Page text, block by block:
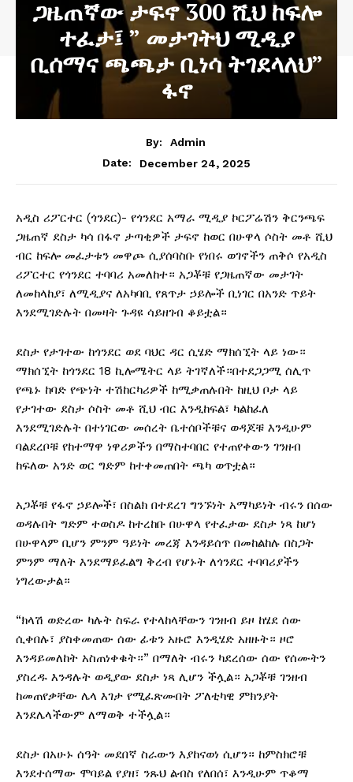
ጋዜጠኛው ታፍኖ 300 ሺህ ከፍሎ
ተፈታ፤ ” መታገትህ ሚዲያ
ቢሰማና ጫጫታ ቢነሳ ትገደላለህ”
ፋኖ
By:
Admin
Date:
December 24, 2025
አዲስ ሪፖርተር (ጎንደር)- የጎንደር አማራ ሚዲያ ኮርፖሬሽን ቅርንጫፍ
ጋዜጠኛ ደስታ ካሳ በፋኖ ታጣቂዎች ታፍኖ ከወር በሁዋላ ሶስት መቶ ሺህ
ብር ከፍሎ መፈታቱን መዋጮ ሲያሰባስቡ የነበሩ ወገኖችን ጠቅሶ የአዲስ
ሪፖርተር የጎንደር ተባባሪ አመለከተ። አጋቾቹ የጋዜጠኛው መታገት
ለመከላከያ፣ ለሚዲያና ለአካባቢ የጸጥታ ኃይሎች ቢነገር በአንድ ጥይት
እንደሚገድሉት በመዛት ጉዳዩ ሳይዘገብ ቆይቷል።
ደስታ የታገተው ከጎንደር ወደ ባህር ዳር ሲሄድ ማክሰኚት ላይ ነው።
ማክሰኚት ከጎንደር 18 ኪሎሜትር ላይ ትገኛለች።በተደጋጋሚ ሰሊጥ
የጫኑ ከባድ የጭነት ተሽከርካሪዎች ከሚቃጠሉበት ከዚህ ቦታ ላይ
የታገተው ደስታ ሶስት መቶ ሺህ ብር እንዲከፍል፣ ካልከፈለ
እንደሚገድሉት በተነገርው መሰረት ቤተሰቦችቹና ወዳጆቹ እንዲሁም
ባልደረቦቹ የከተማዋ ነዋሪዎችን በማስተባበር የተጠየቀውን ገንዘብ
ከፍለው አንድ ወር ግድም ከተቀመጠበት ጫካ ወጥቷል።
አጋቾቹ የፋኖ ኃይሎች፣ በስልክ በተደረገ ግንኙነት አማካይነት ብሩን በሰው
ወዳሉበት ግድም ተወስዶ ከተረከቡ በሁዋላ የተፈታው ደስታ ነጻ ከሆነ
በሁዋላም ቢሆን ምንም ዓይነት መረጃ እንዳይሰጥ በመከልከሉ በስጋት
ምንም ማለት እንደማይፈልግ ቅረብ የሆኑት ለጎንደር ተባባሪያችን
ነግረውታል።
“ክላሽ ወድረው ካሉት ስፍራ የተላከላቸውን ገንዘብ ይዞ ከሄደ ሰው
ሲቀበሉ፣ ያስቀመጠው ሰው ፊቱን አዙሮ እንዲሄድ አዘዙት። ዞሮ
እንዳይመለከት አስጠነቀቁት።” በማለት ብሩን ካደረሰው ሰው የሰሙትን
ያስረዱ እንዳሉት ወዲያው ደስታ ነጻ ሊሆን ችሏል። አጋቾቹ ገንዘብ
ከመጠየቃቸው ሌላ እገታ የሚፈጽሙበት ፖለቲካዊ ምክንያት
እንደሌላችውም ለማወቅ ተችሏል።
ደስታ በአሁኑ ሰዓት መደበኛ ስራውን እያከናወነ ሲሆን። ከምስክሮቹ
እንደተሰማው ሞባይል የያዘ፣ ንጹህ ልብስ የለበሰ፣ እንዲሁም ጥቆማ